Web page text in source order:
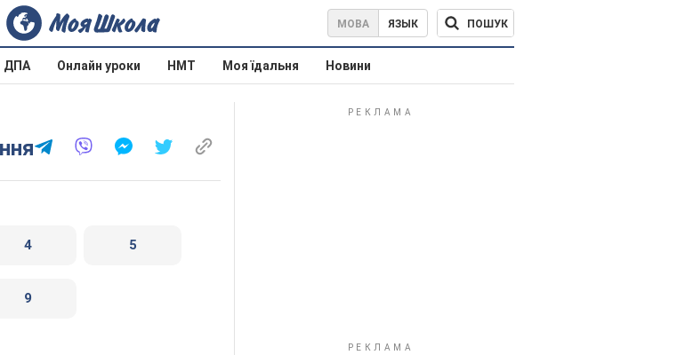
МОВА ЯЗЫК ПОШУК
ДПА Онлайн уроки НМТ Моя їдальня Новини
4 5
9